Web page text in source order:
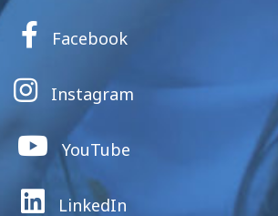
Facebook
Instagram
YouTube
LinkedIn